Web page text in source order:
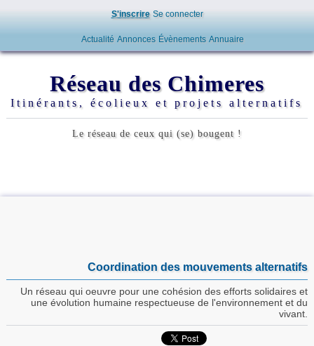
Actualité Annonces Évènements Annuaire
S'inscrire Se connecter
Réseau des Chimeres
Itinérants, écolieux et projets alternatifs
Le réseau de ceux qui (se) bougent !
Coordination des mouvements alternatifs
Un réseau qui oeuvre pour une cohésion des efforts solidaires et
une évolution humaine respectueuse de l'environnement et du
vivant.